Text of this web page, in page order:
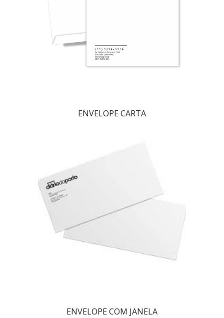
ENVELOPE CARTA
ENVELOPE COM JANELA